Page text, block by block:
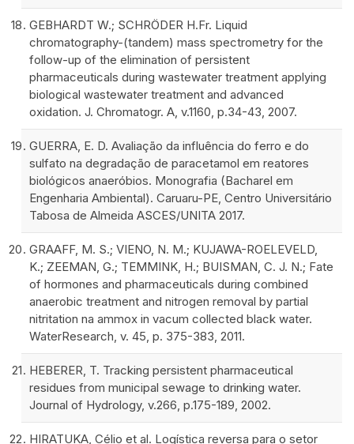
GEBHARDT W.; SCHRÖDER H.Fr. Liquid
chromatography-(tandem) mass spectrometry for the
follow-up of the elimination of persistent
pharmaceuticals during wastewater treatment applying
biological wastewater treatment and advanced
oxidation. J. Chromatogr. A, v.1160, p.34-43, 2007.
GUERRA, E. D. Avaliação da influência do ferro e do
sulfato na degradação de paracetamol em reatores
biológicos anaeróbios. Monografia (Bacharel em
Engenharia Ambiental). Caruaru-PE, Centro Universitário
Tabosa de Almeida ASCES/UNITA 2017.
GRAAFF, M. S.; VIENO, N. M.; KUJAWA-ROELEVELD,
K.; ZEEMAN, G.; TEMMINK, H.; BUISMAN, C. J. N.; Fate
of hormones and pharmaceuticals during combined
anaerobic treatment and nitrogen removal by partial
nitritation na ammox in vacum collected black water.
WaterResearch, v. 45, p. 375-383, 2011.
HEBERER, T. Tracking persistent pharmaceutical
residues from municipal sewage to drinking water.
Journal of Hydrology, v.266, p.175-189, 2002.
HIRATUKA, Célio et al. Logística reversa para o setor